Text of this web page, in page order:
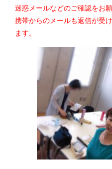
迷惑メールなどのご確認をお願
携帯からのメールも返信が受
ます。